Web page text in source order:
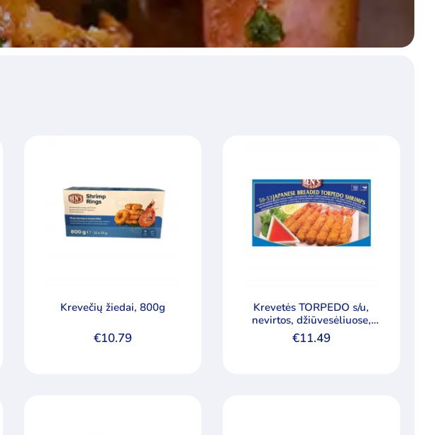
Krevečių žiedai, 800g
€10.79
Krevetės TORPEDO s/u,
nevirtos, džiūvesėliuose,
1kg
€11.49